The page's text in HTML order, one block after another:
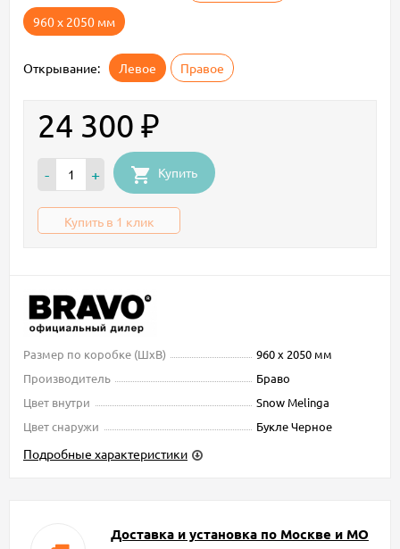
960 х 2050 мм
Открывание: Левое Правое
24 300 ₽
- + Купить
Купить в 1 клик
Размер по коробке (ШxВ)
960 х 2050 мм
Производитель
Браво
Цвет внутри
Snow Melinga
Цвет снаружи
Букле Черное
Подробные характеристики
Доставка и установка по Москве и МО